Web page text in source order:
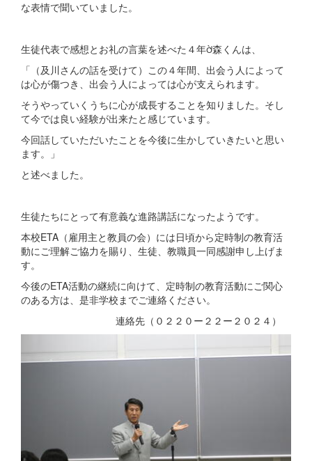
な表情で聞いていました。
生徒代表で感想とお礼の言葉を述べた４年森くんは、
「（及川さんの話を受けて）この４年間、出会う人によって
は心が傷つき、出会う人によっては心が支えられます。
そうやっていくうちに心が成長することを知りました。そし
て今では良い経験が出来たと感じています。
今回話していただいたことを今後に生かしていきたいと思い
ます。」
と述べました。
生徒たちにとって有意義な進路講話になったようです。
本校ETA（雇用主と教員の会）には日頃から定時制の教育活
動にご理解ご協力を賜り、生徒、教職員一同感謝申し上げま
す。
今後のETA活動の継続に向けて、定時制の教育活動にご関心
のある方は、是非学校までご連絡ください。
連絡先（０２２０ー２２ー２０２４）